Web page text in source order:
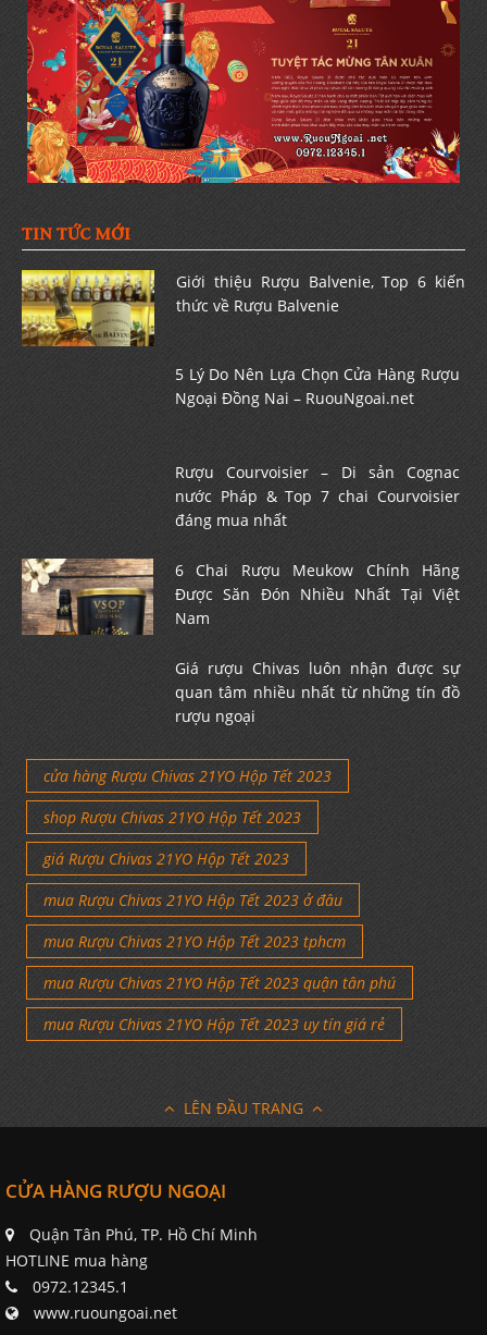
TIN TỨC MỚI
Giới thiệu Rượu Balvenie, Top 6 kiến
thức về Rượu Balvenie
5 Lý Do Nên Lựa Chọn Cửa Hàng Rượu
Ngoại Đồng Nai – RuouNgoai.net
Rượu Courvoisier – Di sản Cognac
nước Pháp & Top 7 chai Courvoisier
đáng mua nhất
6 Chai Rượu Meukow Chính Hãng
Được Săn Đón Nhiều Nhất Tại Việt
Nam
Giá rượu Chivas luôn nhận được sự
quan tâm nhiều nhất từ những tín đồ
rượu ngoại
cửa hàng Rượu Chivas 21YO Hộp Tết 2023
shop Rượu Chivas 21YO Hộp Tết 2023
giá Rượu Chivas 21YO Hộp Tết 2023
mua Rượu Chivas 21YO Hộp Tết 2023 ở đâu
mua Rượu Chivas 21YO Hộp Tết 2023 tphcm
mua Rượu Chivas 21YO Hộp Tết 2023 quận tân phú
mua Rượu Chivas 21YO Hộp Tết 2023 uy tín giá rẻ
LÊN ĐẦU TRANG
CỬA HÀNG RƯỢU NGOẠI
Quận Tân Phú, TP. Hồ Chí Minh
HOTLINE mua hàng
0972.12345.1
www.ruoungoai.net